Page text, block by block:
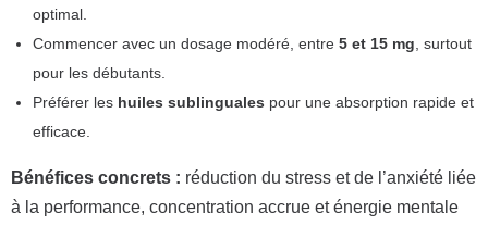
optimal.
Commencer avec un dosage modéré, entre 5 et 15 mg , surtout
pour les débutants.
Préférer les huiles sublinguales pour une absorption rapide et
efficace.
Bénéfices concrets : réduction du stress et de l’anxiété liée
à la performance, concentration accrue et énergie mentale